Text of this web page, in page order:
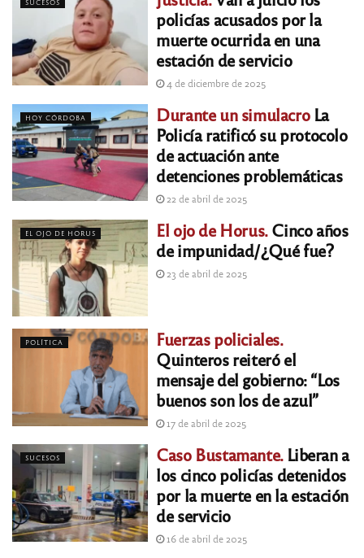
policías acusados por la
muerte ocurrida en una
estación de servicio
4 de diciembre de 2025
HOY CÓRDOBA Durante un simulacroLa
Policía ratificó su protocolo
de actuación ante
detenciones problemáticas
22 de abril de 2025
EL OJO DE HORUS El ojo de Horus.Cinco años
de impunidad/¿Qué fue?
23 de abril de 2025
POLÍTICA
Fuerzas policiales.
Quinteros reiteró el
mensaje del gobierno: “Los
buenos son los de azul”
17 de abril de 2025
SUCESOS Caso Bustamante.Liberan a
los cinco policías detenidos
por la muerte en la estación
de servicio
16 de abril de 2025